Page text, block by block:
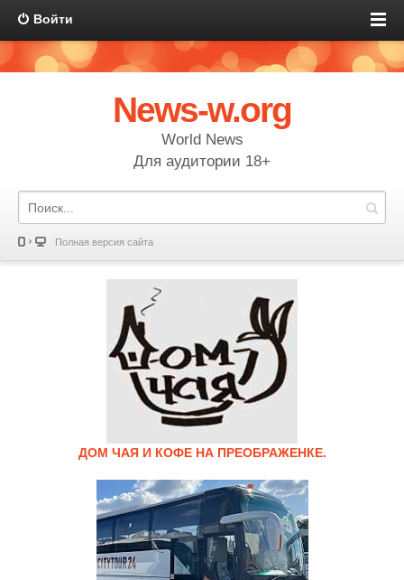
Войти
News-w.org
World News
Для аудитории 18+
Полная версия сайта
ДОМ ЧАЯ И КОФЕ НА ПРЕОБРАЖЕНКЕ.